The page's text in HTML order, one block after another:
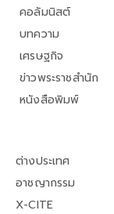
คอลัมนิสต์
บทความ
เศรษฐกิจ
ข่าวพระราชสำนัก
หนังสือพิมพ์
ต่างประเทศ
อาชญากรรม
X-CITE